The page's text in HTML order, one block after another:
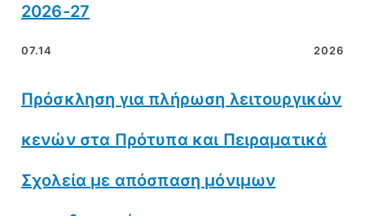
2026-27
07.14 2026
Πρόσκληση για πλήρωση λειτουργικών
κενών στα Πρότυπα και Πειραματικά
Σχολεία με απόσπαση μόνιμων